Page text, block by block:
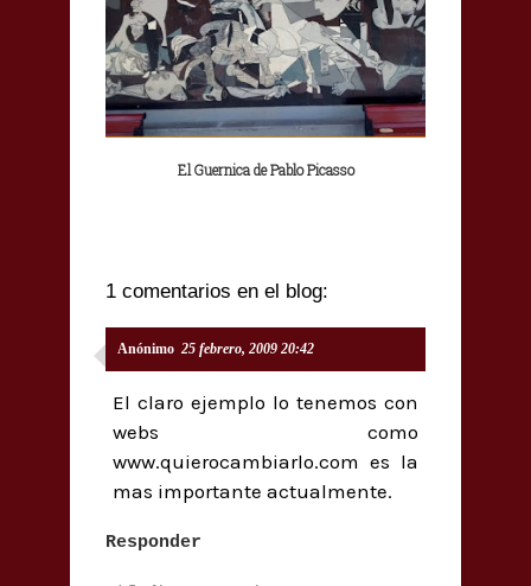
El Guernica de Pablo Picasso
1 comentarios en el blog:
Anónimo 25 febrero, 2009 20:42
El claro ejemplo lo tenemos con
webs como
www.quierocambiarlo.com es la
mas importante actualmente.
Responder